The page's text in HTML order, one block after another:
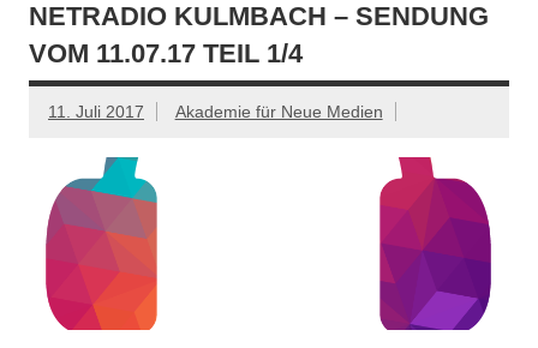
NETRADIO KULMBACH – SENDUNG
VOM 11.07.17 TEIL 1/4
11. Juli 2017 Akademie für Neue Medien